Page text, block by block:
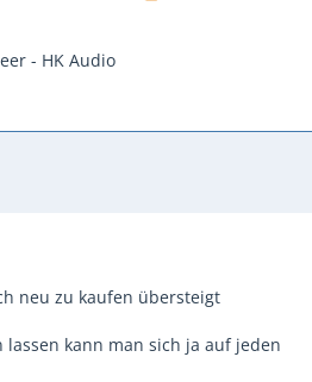
- HK Audio
neu zu kaufen übersteigt
kann man sich ja auf jeden